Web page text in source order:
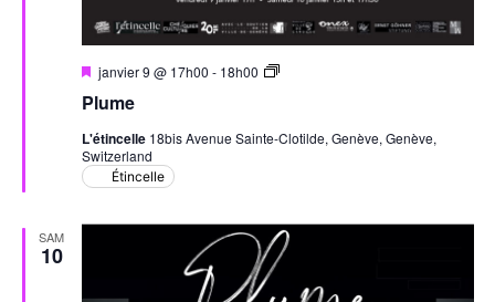
Plume
Mis
avant
janvier 9 @ 17h00 - 18h00 Plume
L'étincelle 18bis Avenue Sainte-Clotilde, Genève, Genève,
Switzerland
Étincelle
SAM
10